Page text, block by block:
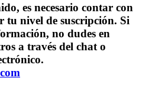
es necesario contar con
tu nivel de suscripción. Si
no dudes en
a través del chat o